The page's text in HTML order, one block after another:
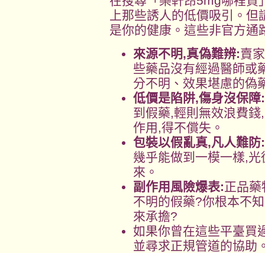
上那些誘人的低價吸引。
是你的健康。這些非官方通
來源不明,真偽難辨:賣
些藥品沒有經過醫師或
分不明、效果堪慮的偽
低價是陷阱,傷身沒保障:
到假藥,輕則無效浪費
作用,得不償失。
包裝以假亂真,凡人難防:
幾乎能做到一模一樣,
來。
副作用風險爆表:正品
不明的假藥?你根本不
來承擔?
如果你曾在這些平臺買
並尋求正規管道的協助